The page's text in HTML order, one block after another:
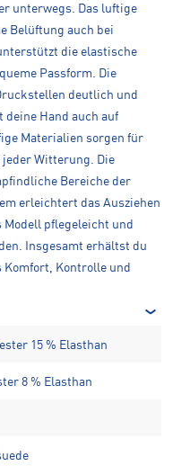
unterwegs. Das luftige
Belüftung auch bei
die elastische
Passform. Die
deutlich und
deine Hand auch auf
Materialien sorgen für
jeder Witterung. Die
Bereiche der
erleichtert das Ausziehen
pflegeleicht und
Insgesamt erhältst du
Komfort, Kontrolle und
15 % Elasthan
8 % Elasthan